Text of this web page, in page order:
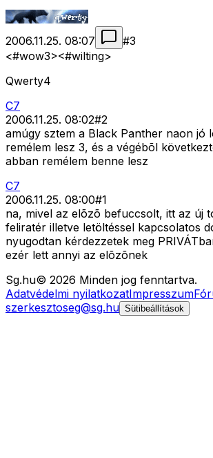
2006.11.25. 08:07 #3
<#wow3><#wilting>
Qwerty4
C7
2006.11.25. 08:02#2
amúgy sztem a Black Panther naon jó
remélem lesz 3, és a végébõl
abban remélem benne lesz
C7
2006.11.25. 08:00#1
na, mivel az elõzõ befuccsolt, itt az új
feliratér illetve letöltéssel kapcsolatos
nyugodtan kérdezzetek meg
ezér lett annyi az elõzõnek
Sg.hu© 2026 Minden jog fenntartva.
Adatvédelmi nyilatkozatImpresszum
szerkesztoseg@sg.hu Sütibeállítások